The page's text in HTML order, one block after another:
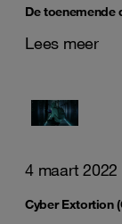
De toenemende
Lees meer
4 maart 2022
Cyber Extortion